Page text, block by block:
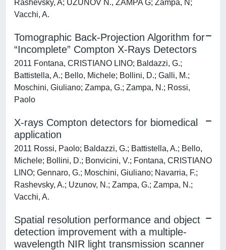
Rashevsky, A; UZUNOV N., ZAMPA G; Zampa, N;
Vacchi, A.
Tomographic Back‐Projection Algorithm for
“Incomplete” Compton X‐Rays Detectors
2011 Fontana, CRISTIANO LINO; Baldazzi, G.;
Battistella, A.; Bello, Michele; Bollini, D.; Galli, M.;
Moschini, Giuliano; Zampa, G.; Zampa, N.; Rossi,
Paolo
X-rays Compton detectors for biomedical
application
2011 Rossi, Paolo; Baldazzi, G.; Battistella, A.; Bello,
Michele; Bollini, D.; Bonvicini, V.; Fontana, CRISTIANO
LINO; Gennaro, G.; Moschini, Giuliano; Navarria, F.;
Rashevsky, A.; Uzunov, N.; Zampa, G.; Zampa, N.;
Vacchi, A.
Spatial resolution performance and object
detection improvement with a multiple-
wavelength NIR light transmission scanner